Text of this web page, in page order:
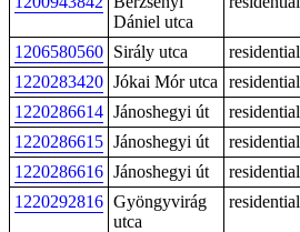
Dániel utca
1206580560 Sirály utca residential
1220283420 Jókai Mór utca residential
1220286614 Jánoshegyi út residential
1220286615 Jánoshegyi út residential
1220286616 Jánoshegyi út residential
1220292816 Gyöngyvirág
utca
residential